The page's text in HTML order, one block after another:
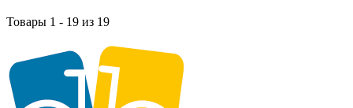
Товары 1 - 19 из 19